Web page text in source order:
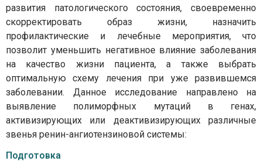
развития патологического состояния, своевременно
скорректировать образ жизни, назначить
профилактические и лечебные мероприятия, что
позволит уменьшить негативное влияние заболевания
на качество жизни пациента, а также выбрать
оптимальную схему лечения при уже развившемся
заболевании. Данное исследование направлено на
выявление полиморфных мутаций в генах,
активизирующих или деактивизирующих различные
звенья ренин-ангиотензиновой системы:
Подготовка